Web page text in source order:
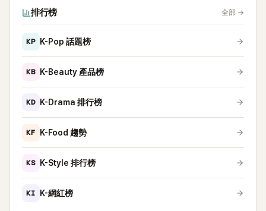
排行榜 全部 →
KP K-Pop 話題榜
KB K-Beauty 產品榜
KD K-Drama 排行榜
KF K-Food 趨勢
KS K-Style 排行榜
KI K-網紅榜